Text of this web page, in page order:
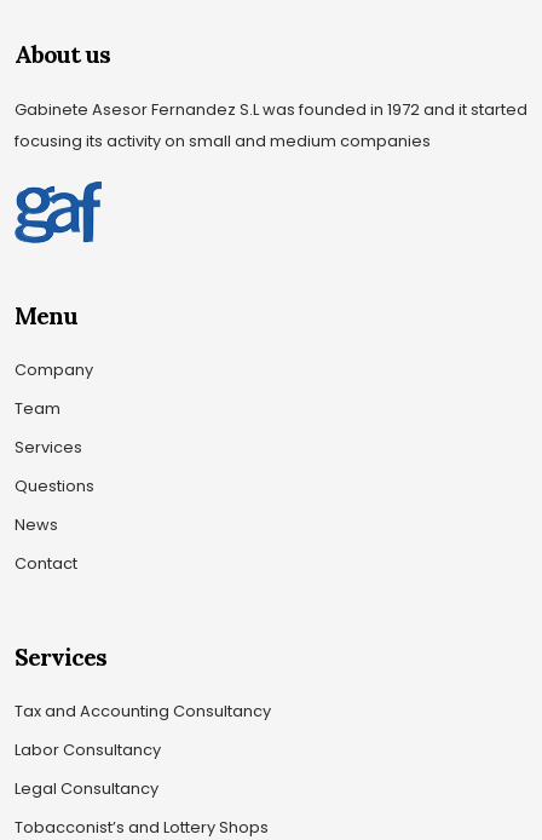
About us
Gabinete Asesor Fernandez S.L was founded in 1972 and it started
focusing its activity on small and medium companies
Menu
Company
Team
Services
Questions
News
Contact
Services
Tax and Accounting Consultancy
Labor Consultancy
Legal Consultancy
Tobacconist’s and Lottery Shops